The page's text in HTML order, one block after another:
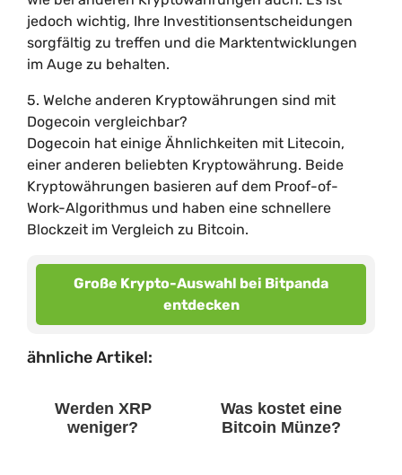
jedoch wichtig, Ihre Investitionsentscheidungen
sorgfältig zu treffen und die Marktentwicklungen
im Auge zu behalten.
5. Welche anderen Kryptowährungen sind mit
Dogecoin vergleichbar?
Dogecoin hat einige Ähnlichkeiten mit Litecoin,
einer anderen beliebten Kryptowährung. Beide
Kryptowährungen basieren auf dem Proof-of-
Work-Algorithmus und haben eine schnellere
Blockzeit im Vergleich zu Bitcoin.
Große Krypto-Auswahl bei Bitpanda
entdecken
ähnliche Artikel:
Werden XRP
weniger?
Was kostet eine
Bitcoin Münze?